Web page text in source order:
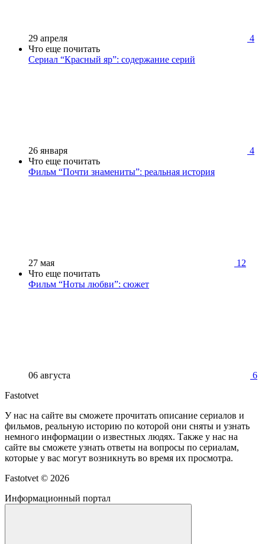
29 апреля
4
Что еще почитать
Сериал “Красный яр”: содержание серий
26 января
4
Что еще почитать
Фильм “Почти знамениты”: реальная история
27 мая
12
Что еще почитать
Фильм “Ноты любви”: сюжет
06 августа
6
Fastotvet
У нас на сайте вы сможете прочитать описание сериалов и
фильмов, реальную историю по которой они сняты и узнать
немного информации о известных людях. Также у нас на
сайте вы сможете узнать ответы на вопросы по сериалам,
которые у вас могут возникнуть во время их просмотра.
Fastotvet © 2026
Информационный портал